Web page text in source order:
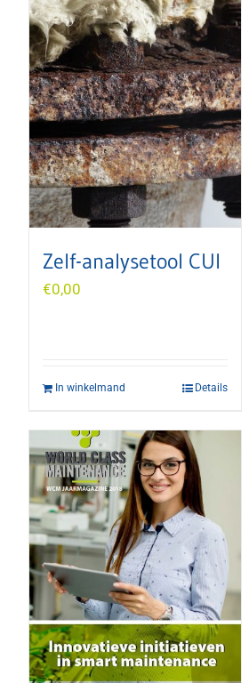
Zelf-analysetool CUI
€0,00
In winkelmand Details